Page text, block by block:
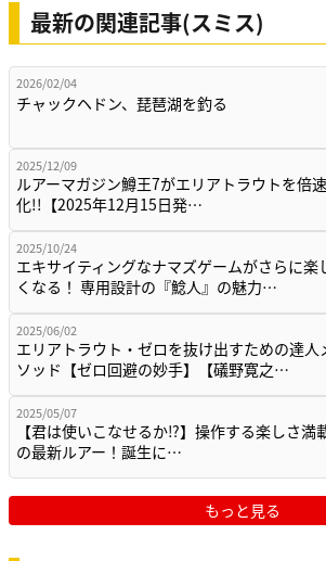
最新の関連記事(スミス)
2026/02/04
チャックヘドン、琵琶湖を釣る
2025/12/09
ルアーマガジン鱒王7がエリアトラウトを倍
化!!【2025年12月15日発…
2025/10/24
エキサイティングなナマズゲームがさらに楽
くなる！ 専用設計の『鯰人』の魅力…
2025/06/02
エリアトラウト・ゼロを抜け出すための達人
ソッド【ゼロ回避の妙手】【礒野寛之…
2025/05/07
【君は使いこなせるか⁉】操作する楽しさ満
の最新ルアー！誕生に…
もっと見る